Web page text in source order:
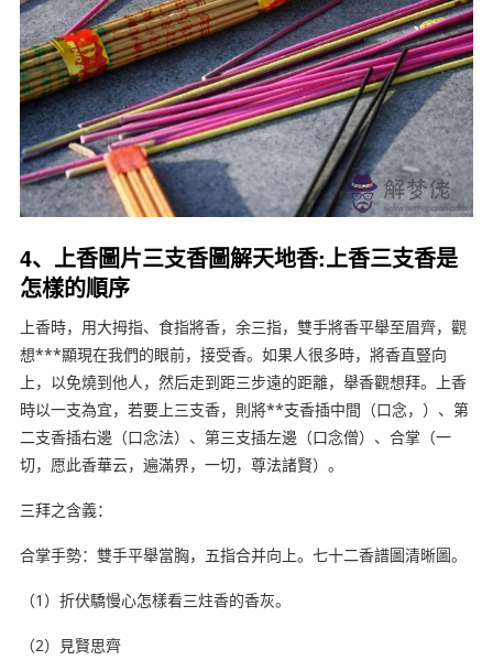
4、上香圖片三支香圖解天地香:上香三支香是
怎樣的順序
上香時，用大拇指、食指將香，余三指，雙手將香平舉至眉齊，觀
想***顯現在我們的眼前，接受香。如果人很多時，將香直豎向
上，以免燒到他人，然后走到距三步遠的距離，舉香觀想拜。上香
時以一支為宜，若要上三支香，則將**支香插中間（口念，）、第
二支香插右邊（口念法）、第三支插左邊（口念僧）、合掌（一
切，愿此香華云，遍滿界，一切，尊法諸賢）。
三拜之含義：
合掌手勢：雙手平舉當胸，五指合并向上。七十二香譜圖清晰圖。
（1）折伏驕慢心怎樣看三炷香的香灰。
（2）見賢思齊